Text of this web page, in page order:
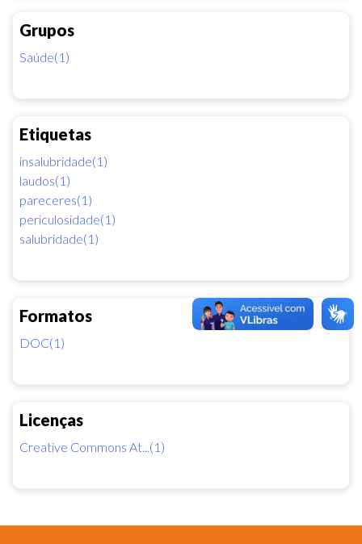
Grupos
Saúde(1)
Etiquetas
insalubridade(1)
laudos(1)
pareceres(1)
periculosidade(1)
salubridade(1)
Formatos
DOC(1)
Licenças
Creative Commons At...(1)